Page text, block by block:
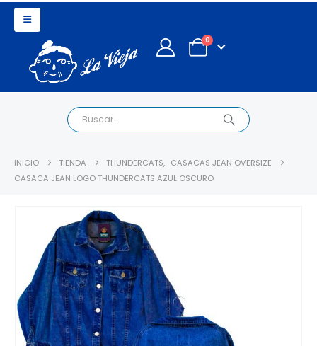
0
INICIO TIENDA THUNDERCATS, CASACAS JEAN OVERSIZE
CASACA JEAN LOGO THUNDERCATS AZUL OSCURO